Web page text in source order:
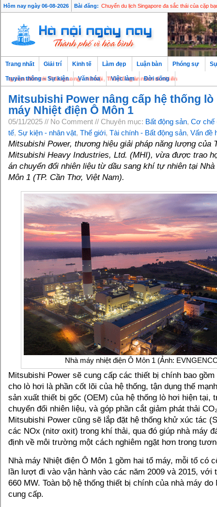
Hôm nay ngày 06-08-2026 Bài đăng: Chuyến du lịch Singapore đa sắc thái của cặp
đến với Thăng Long - Hà Nội, Thủ đô ngàn năm văn hiến
Trang nhất Giải trí Kinh tế Làm đẹp Luận bàn Phóng sự
Truyền thông – Sự kiện Văn hóa Việc làm Đời sống
Mitsubishi Power nâng cấp hệ thống
máy Nhiệt điện Ô Môn 1
05/11/2025 // No Comment // Chuyên mục: Bất động sản, Cơ chế
tế, Sự kiện - nhân vật, Thế giới, Tài chính - Bất động sản, Vấn đề
Mitsubishi Power, thương hiệu giải pháp năng lượng của
Mitsubishi Heavy Industries, Ltd. (MHI), vừa được trao
án chuyển đổi nhiên liệu từ dầu sang khí tự nhiên tại
Môn 1 (TP. Cần Thơ, Việt Nam).
Nhà máy nhiệt điện Ô Môn 1 (Ảnh:
Mitsubishi Power sẽ cung cấp các thiết bị chính bao
cho lò hơi là phần cốt lõi của hệ thống, tận dụng thế
sản xuất thiết bị gốc (OEM) của hệ thống lò hơi hiện tại,
chuyển đổi nhiên liệu, và góp phần cắt giảm phát thải
Mitsubishi Power cũng sẽ lắp đặt hệ thống khử xúc tác
các NOx (nitơ oxit) trong khí thải, qua đó giúp nhà máy
định về môi trường một cách nghiêm ngặt hơn trong
Nhà máy Nhiệt điện Ô Môn 1 gồm hai tổ máy, mỗi tổ có
lần lượt đi vào vận hành vào các năm 2009 và 2015, với
660 MW. Toàn bộ hệ thống thiết bị chính của nhà máy
cung cấp.